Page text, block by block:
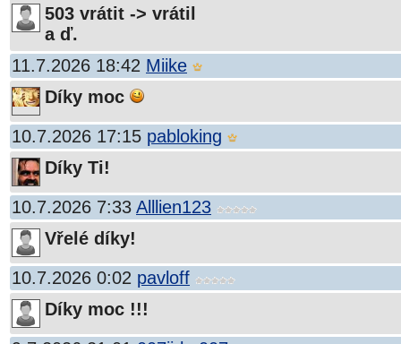
503 vrátit -> vrátil
a ď.
11.7.2026 18:42 Miike
Díky moc
10.7.2026 17:15 pabloking
Díky Ti!
10.7.2026 7:33 Alllien123
Vřelé díky!
10.7.2026 0:02 pavloff
Díky moc !!!